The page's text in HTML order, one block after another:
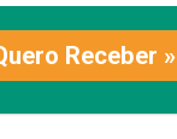
Receber »